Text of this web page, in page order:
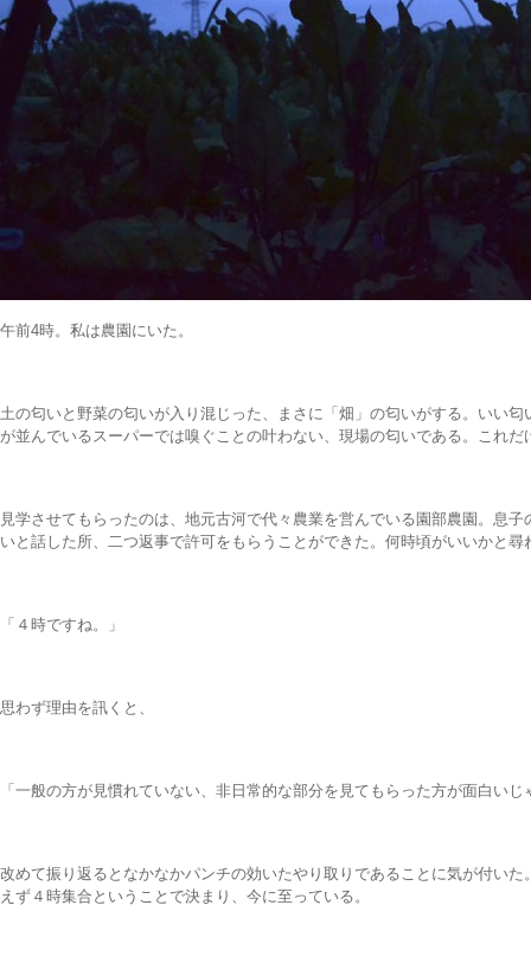
午前4時。私は農園にいた。
土の匂いと野菜の匂いが入り混じった、まさに「畑」の匂いがする。いい
が並んでいるスーパーでは嗅ぐことの叶わない、現場の匂いである。これ
見学させてもらったのは、地元古河で代々農業を営んでいる園部農園。息
いと話した所、二つ返事で許可をもらうことができた。何時頃がいいかと尋
「４時ですね。」
思わず理由を訊くと、
「一般の方が見慣れていない、非日常的な部分を見てもらった方が面白いじ
改めて振り返るとなかなかパンチの効いたやり取りであることに気が付い
えず４時集合ということで決まり、今に至っている。